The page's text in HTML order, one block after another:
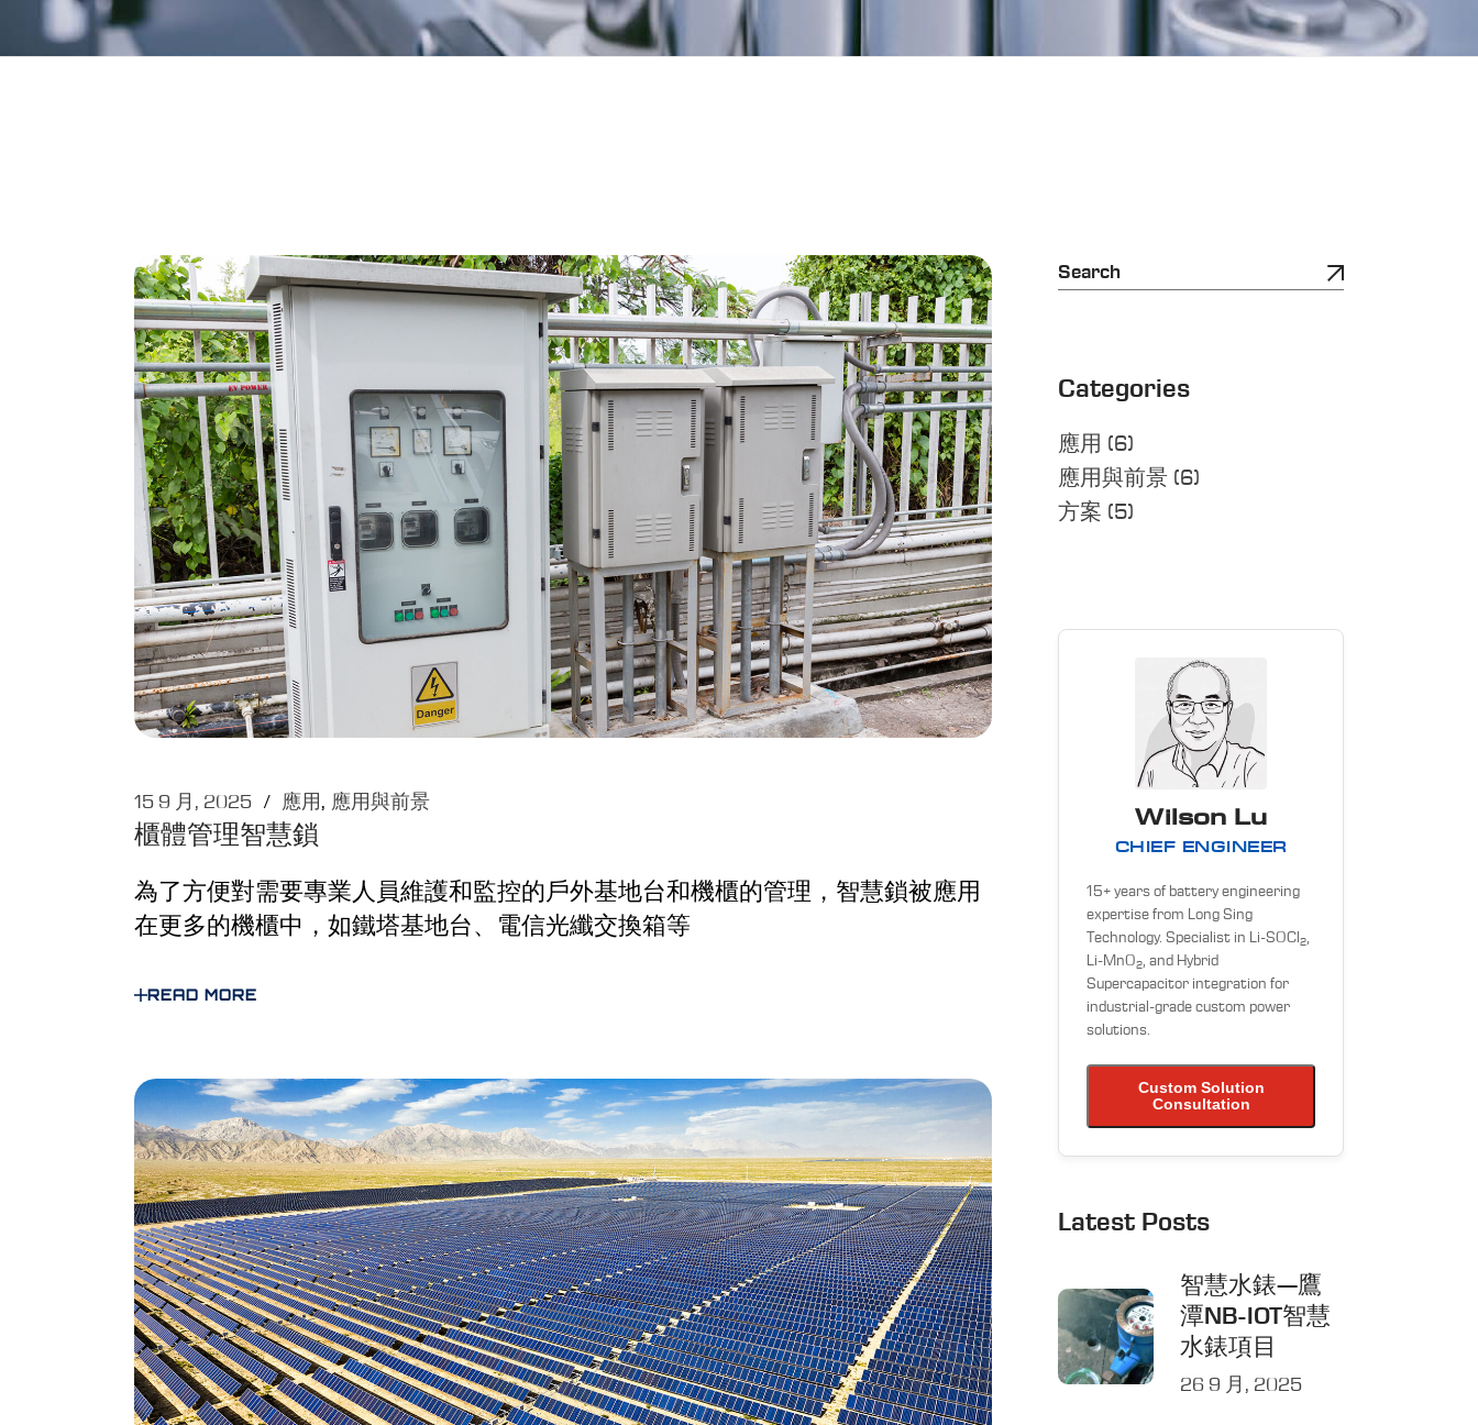
15 9 月, 2025 應用 應用與前景
櫃體管理智慧鎖
為了方便對需要專業人員維護和監控的戶外基地台和機櫃的管理，智慧鎖被應用
在更多的機櫃中，如鐵塔基地台、電信光纖交換箱等
READ MORE
Categories
應用 (6)
應用與前景 (6)
方案 (5)
Wilson Lu
CHIEF ENGINEER
15+ years of battery engineering
expertise from Long Sing
Technology. Specialist in Li-SOCl 2,
Li-MnO2, and Hybrid
Supercapacitor integration for
industrial-grade custom power
solutions.
Custom Solution
Consultation
Latest Posts
智慧水錶—鷹
潭NB-IOT智慧
水錶項目
26 9 月, 2025